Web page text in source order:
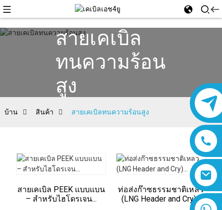
8618019377761
สายเคเบิล
ทนความร้อน
สูง
บ้าน สินค้า สายเคเบิลทนความร้อนสูง
สายเคเบิล PEEK แบบแบน
– สำหรับไฮโดรเจน...
ท่อส่งก๊าซธรรมชาติเหลว
(LNG Header and Cry)...